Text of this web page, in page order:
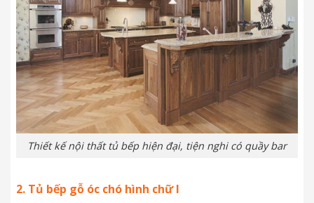
Thiết kế nội thất tủ bếp hiện đại, tiện nghi có quầy bar
2. Tủ bếp gỗ óc chó hình chữ I